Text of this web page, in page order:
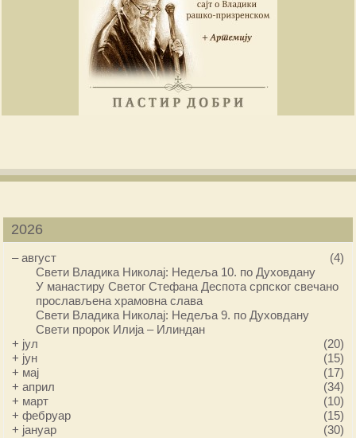
2026
–август
(4)
Свети Владика Николај: Недеља 10. по Духовдану
У манастиру Светог Стефана Деспота српског свечано
прослављена храмовна слава
Свети Владика Николај: Недеља 9. по Духовдану
Свети пророк Илија – Илиндан
+ јул
(20)
+ јун
(15)
+ мај
(17)
+април
(34)
+ март
(10)
+фебруар
(15)
+ јануар (30)